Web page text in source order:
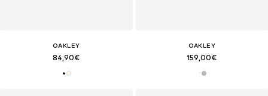
OAKLEY
84,90€
OAKLEY
159,00€